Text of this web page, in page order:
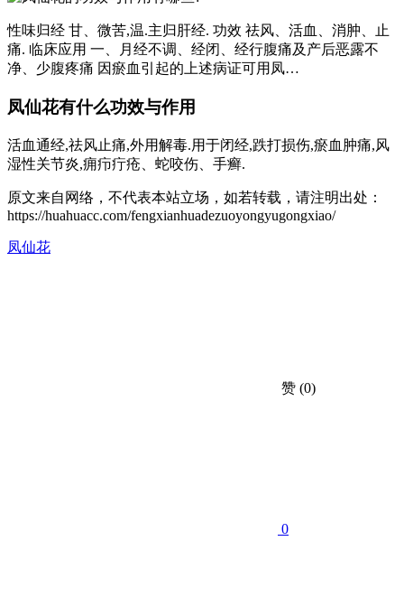
性味归经 甘、微苦,温.主归肝经. 功效 祛风、活血、消肿、止
痛. 临床应用 一、月经不调、经闭、经行腹痛及产后恶露不
净、少腹疼痛 因瘀血引起的上述病证可用凤…
凤仙花有什么功效与作用
活血通经,祛风止痛,外用解毒.用于闭经,跌打损伤,瘀血肿痛,风
湿性关节炎,痈疖疔疮、蛇咬伤、手癣.
原文来自网络，不代表本站立场，如若转载，请注明出处：
https://huahuacc.com/fengxianhuadezuoyongyugongxiao/
凤仙花
赞 (0)
0